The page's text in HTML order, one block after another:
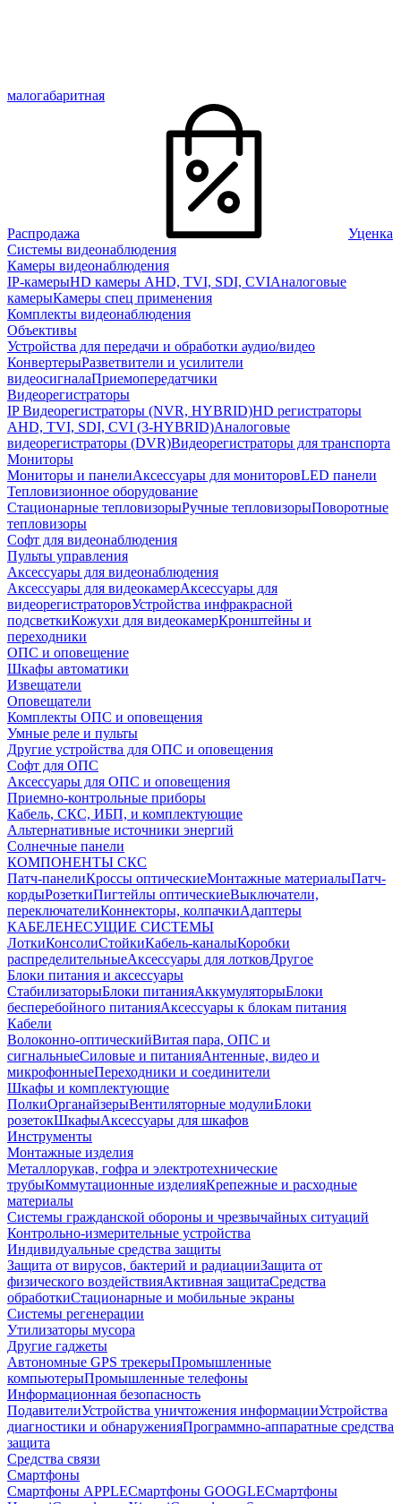
малогабаритная
Распродажа
Уценка
Системы видеонаблюдения
Камеры видеонаблюдения
IP-камерыHD камеры AHD, TVI, SDI, CVIАналоговые
камерыКамеры спец применения
Комплекты видеонаблюдения
Объективы
Устройства для передачи и обработки аудио/видео
КонвертерыРазветвители и усилители
видеосигналаПриемопередатчики
Видеорегистраторы
IP Видеорегистраторы (NVR, HYBRID)HD регистраторы
AHD, TVI, SDI, CVI (3-HYBRID)Аналоговые
видеорегистраторы (DVR)Видеорегистраторы для транспорта
Мониторы
Мониторы и панелиАксессуары для мониторовLED панели
Тепловизионное оборудование
Стационарные тепловизорыРучные тепловизорыПоворотные
тепловизоры
Софт для видеонаблюдения
Пульты управления
Аксессуары для видеонаблюдения
Аксессуары для видеокамерАксессуары для
видеорегистраторовУстройства инфракрасной
подсветкиКожухи для видеокамерКронштейны и
переходники
ОПС и оповещение
Шкафы автоматики
Извещатели
Оповещатели
Комплекты ОПС и оповещения
Умные реле и пульты
Другие устройства для ОПС и оповещения
Софт для ОПС
Аксессуары для ОПС и оповещения
Приемно-контрольные приборы
Кабель, СКС, ИБП, и комплектующие
Альтернативные источники энергий
Солнечные панели
КОМПОНЕНТЫ СКС
Патч-панелиКроссы оптическиеМонтажные материалыПатч-
кордыРозеткиПигтейлы оптическиеВыключатели,
переключателиКоннекторы, колпачкиАдаптеры
КАБЕЛЕНЕСУЩИЕ СИСТЕМЫ
ЛоткиКонсолиСтойкиКабель-каналыКоробки
распределительныеАксессуары для лотковДругое
Блоки питания и аксессуары
СтабилизаторыБлоки питанияАккумуляторыБлоки
бесперебойного питанияАксессуары к блокам питания
Кабели
Волоконно-оптическийВитая пара, ОПС и
сигнальныеСиловые и питанияАнтенные, видео и
микрофонныеПереходники и соединители
Шкафы и комплектующие
ПолкиОрганайзерыВентиляторные модулиБлоки
розетокШкафыАксессуары для шкафов
Инструменты
Монтажные изделия
Металлорукав, гофра и электротехнические
трубыКоммутационные изделияКрепежные и расходные
материалы
Системы гражданской обороны и чрезвычайных ситуаций
Контрольно-измерительные устройства
Индивидуальные средства защиты
Защита от вирусов, бактерий и радиацииЗащита от
физического воздействияАктивная защитаСредства
обработкиСтационарные и мобильные экраны
Системы регенерации
Утилизаторы мусора
Другие гаджеты
Автономные GPS трекерыПромышленные
компьютерыПромышленные телефоны
Информационная безопасность
ПодавителиУстройства уничтожения информацииУстройства
диагностики и обнаруженияПрограммно-аппаратные средства
защита
Средства связи
Смартфоны
Смартфоны APPLEСмартфоны GOOGLEСмартфоны